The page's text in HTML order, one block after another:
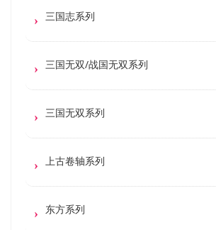
三国志系列
三国无双/战国无双系列
三国无双系列
上古卷轴系列
东方系列